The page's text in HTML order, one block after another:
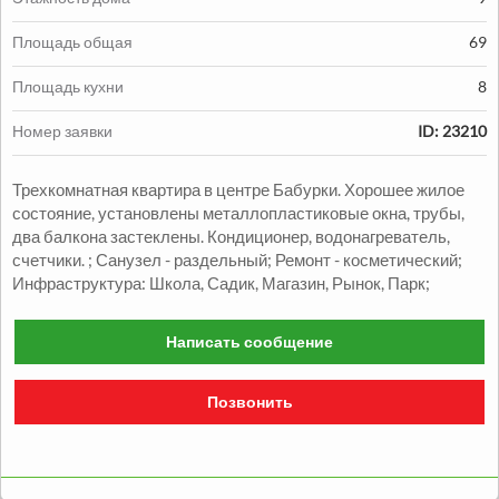
Продажа:
1330000грн.
Продажа Квартиры
Александровский р-н
Площадь общая 69
Площадь кухни 8
Номер заявки ID: 23210
Трехкомнатная квартира в центре Бабурки. Хорошее жилое
состояние, установлены металлопластиковые окна, трубы,
два балкона застеклены. Кондиционер, водонагреватель,
счетчики. ; Санузел - раздельный; Ремонт - косметический;
Инфраструктура: Школа, Садик, Магазин, Рынок, Парк;
Написать сообщение
Позвонить